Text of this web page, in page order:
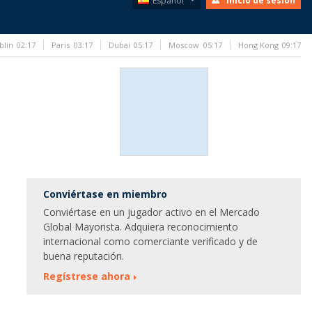
Conviértase en miembro
Conviértase en un jugador activo en el Mercado
Global Mayorista. Adquiera reconocimiento
internacional como comerciante verificado y de
buena reputación.
Regístrese ahora
02:17 Paris 03:17 Dubai 05:17 Moscow 05:17 Hong Kong 09:17